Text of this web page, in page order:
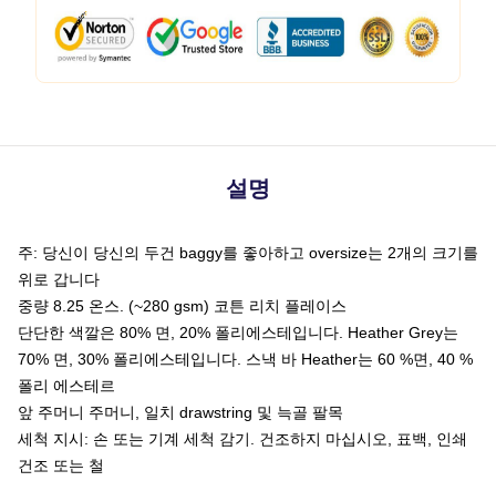
설명
주: 당신이 당신의 두건 baggy를 좋아하고 oversize는 2개의 크기를
위로 갑니다
중량 8.25 온스. (~280 gsm) 코튼 리치 플레이스
단단한 색깔은 80% 면, 20% 폴리에스테입니다. Heather Grey는
70% 면, 30% 폴리에스테입니다. 스낵 바 Heather는 60 %면, 40 %
폴리 에스테르
앞 주머니 주머니, 일치 drawstring 및 늑골 팔목
세척 지시: 손 또는 기계 세척 감기. 건조하지 마십시오, 표백, 인쇄
건조 또는 철